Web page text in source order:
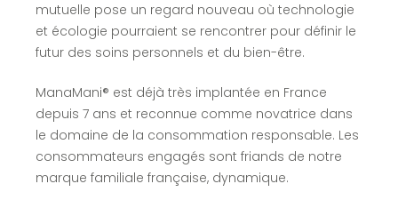
mutuelle pose un regard nouveau où technologie
et écologie pourraient se rencontrer pour définir le
futur des soins personnels et du bien-être.
ManaMani® est déjà très implantée en France
depuis 7 ans et reconnue comme novatrice dans
le domaine de la consommation responsable. Les
consommateurs engagés sont friands de notre
marque familiale française, dynamique.